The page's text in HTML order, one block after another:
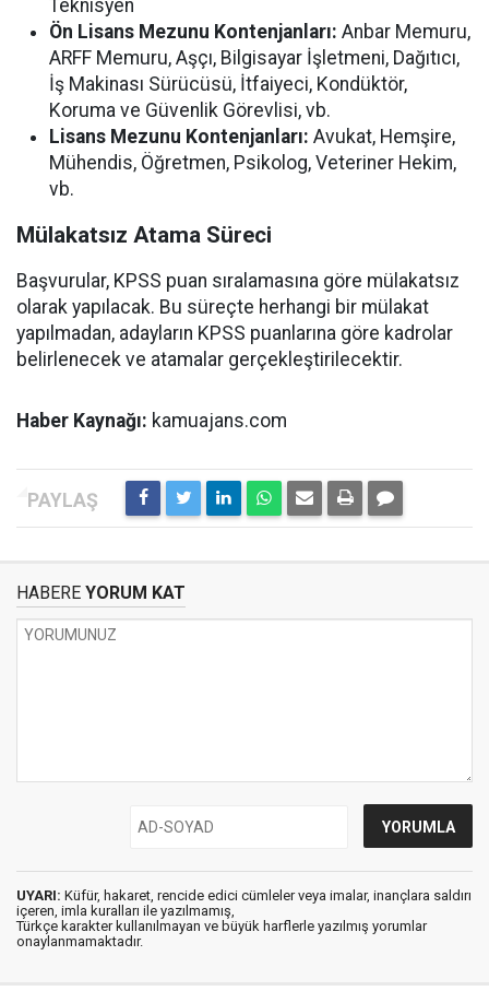
Teknisyen
Ön Lisans Mezunu Kontenjanları: Anbar Memuru,
ARFF Memuru, Aşçı, Bilgisayar İşletmeni, Dağıtıcı,
İş Makinası Sürücüsü, İtfaiyeci, Kondüktör,
Koruma ve Güvenlik Görevlisi, vb.
Lisans Mezunu Kontenjanları: Avukat, Hemşire,
Mühendis, Öğretmen, Psikolog, Veteriner Hekim,
vb.
Mülakatsız Atama Süreci
Başvurular, KPSS puan sıralamasına göre mülakatsız
olarak yapılacak. Bu süreçte herhangi bir mülakat
yapılmadan, adayların KPSS puanlarına göre kadrolar
belirlenecek ve atamalar gerçekleştirilecektir.
Haber Kaynağı: kamuajans.com
HABERE YORUM KAT
UYARI: Küfür, hakaret, rencide edici cümleler veya imalar, inançlara saldırı
içeren, imla kuralları ile yazılmamış,
Türkçe karakter kullanılmayan ve büyük harflerle yazılmış yorumlar
onaylanmamaktadır.